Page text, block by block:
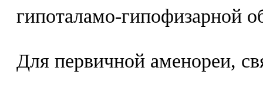
гипоталамо-гипофизарной
Для первичной аменореи,